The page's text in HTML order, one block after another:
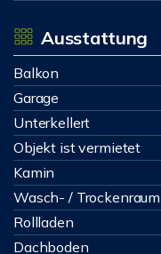
Ausstattung
Balkon
Garage
Unterkellert
Objekt ist vermietet
Kamin
Wasch- / Trockenraum
Rollladen
Dachboden